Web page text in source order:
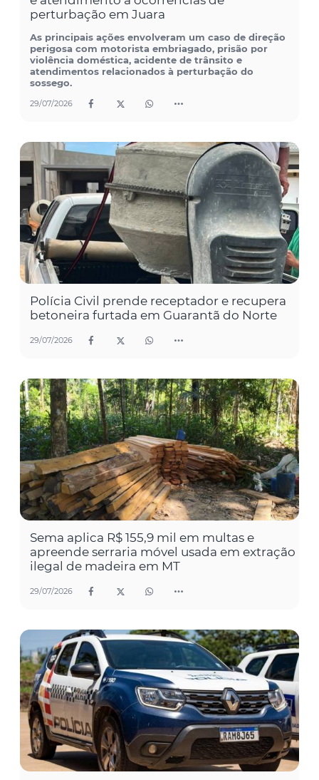
perturbação em Juara
As principais ações envolveram um caso de direção
perigosa com motorista embriagado, prisão por
violência doméstica, acidente de trânsito e
atendimentos relacionados à perturbação do
sossego.
29/07/2026
Polícia Civil prende receptador e recupera
betoneira furtada em Guarantã do Norte
29/07/2026
Sema aplica R$ 155,9 mil em multas e
apreende serraria móvel usada em extração
ilegal de madeira em MT
29/07/2026